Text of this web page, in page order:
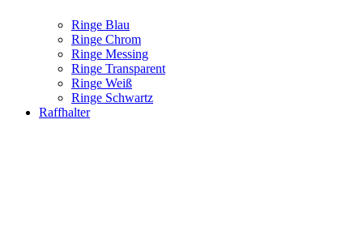
Ringe Blau
Ringe Chrom
Ringe Messing
Ringe Transparent
Ringe Weiß
Ringe Schwartz
Raffhalter